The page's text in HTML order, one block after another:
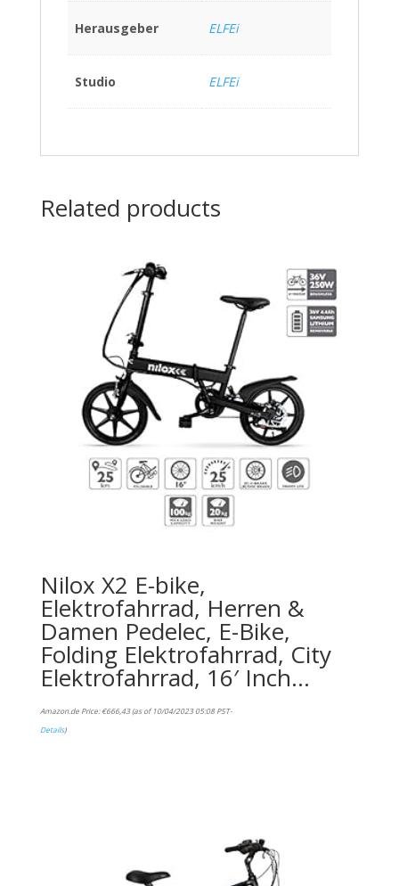
Herausgeber ELFEi
Studio ELFEi
Related products
Nilox X2 E-bike,
Elektrofahrrad, Herren &
Damen Pedelec, E-Bike,
Folding Elektrofahrrad, City
Elektrofahrrad, 16′ Inch…
Amazon.de Price:€666,43(as of 10/04/2023 05:08 PST-
Details)